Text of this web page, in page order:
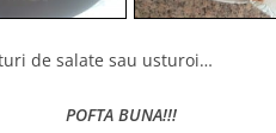
de salate sau usturoi…
POFTA BUNA!!!